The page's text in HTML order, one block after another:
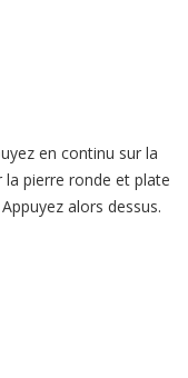
en continu sur la
la pierre ronde et plate
alors dessus.